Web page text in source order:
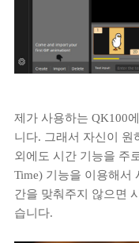
제가 사용하는 QK100
니다. 그래서 자신이 원
외에도 시간 기능을 주
Time) 기능을 이용해서
간을 맞춰주지 않으면
습니다.